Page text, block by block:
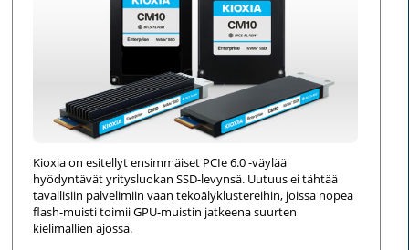
Kioxia on esitellyt ensimmäiset PCIe 6.0 -väylää
hyödyntävät yritysluokan SSD-levynsä. Uutuus ei tähtää
tavallisiin palvelimiin vaan tekoälyklustereihin, joissa nopea
flash-muisti toimii GPU-muistin jatkeena suurten
kielimallien ajossa.